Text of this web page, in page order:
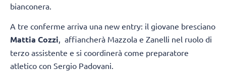
bianconera.
A tre conferme arriva una new entry: il giovane bresciano
Mattia Cozzi , affiancherà Mazzola e Zanelli nel ruolo di
terzo assistente e si coordinerà come preparatore
atletico con Sergio Padovani.